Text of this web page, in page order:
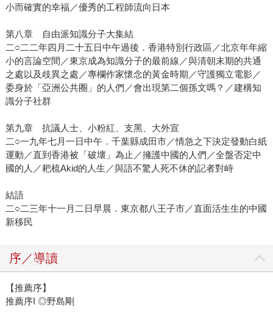
小而確實的幸福／優秀的工程師流向日本
第八章 自由派知識分子大集結
二○二二年四月二十五日中午過後．香港特別行政區／北京年年縮
小的言論空間／東京成為知識分子的最前線／與清朝末期的共通
之處以及歧異之處／專欄作家懷念的黃金時期／守護獨立電影／
委身於「亞洲公共圈」的人們／會出現第二個孫文嗎？／建構知
識分子社群
第九章 抗議人士、小粉紅、支黑、大外宣
二○一九年七月一日中午．千葉縣成田市／情急之下決定發動白紙
運動／直到香港被「破壞」為止／擁護中國的人們／全盤否定中
國的人／耙梳Akid的人生／與語不驚人死不休的記者對峙
結語
二○二三年十一月二日早晨．東京都八王子市／直面活生生的中國
新移民
序／導讀
【推薦序】
推薦序I ◎野島剛